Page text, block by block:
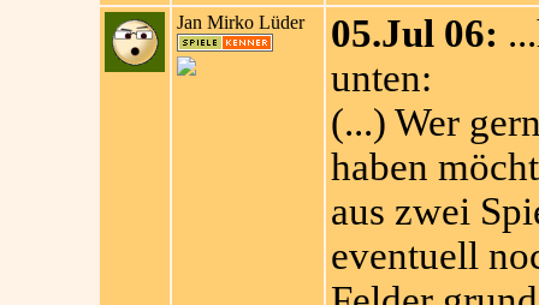
Jan Mirko Lüder 05.Jul 06:
unten:
(...) Wer
haben
aus zwei
eventuell